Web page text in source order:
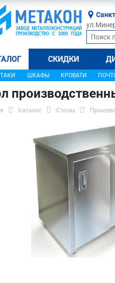
СКИДКИ
ШКАФЫ КРОВАТИ
Каталог Столы